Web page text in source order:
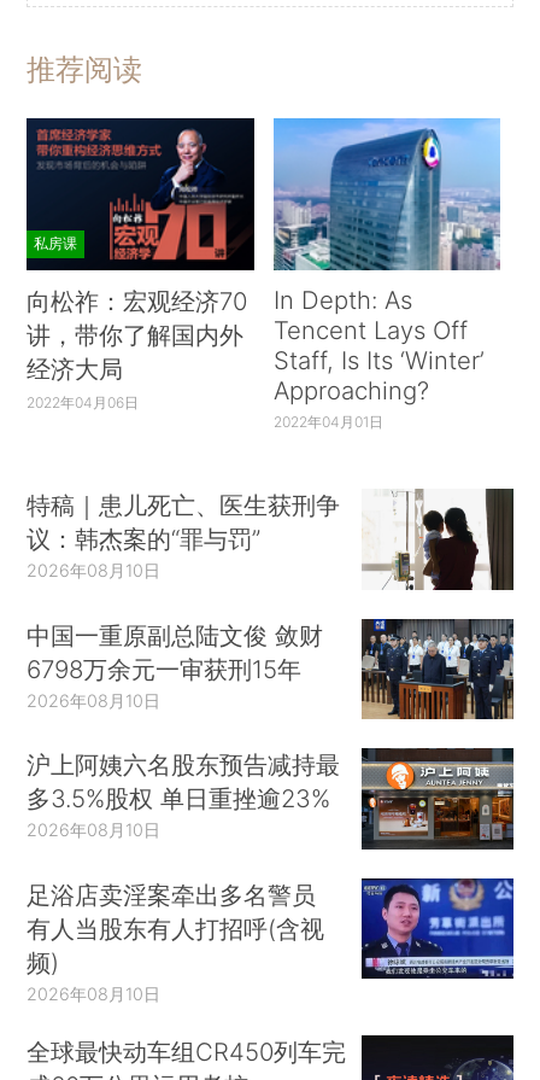
推荐阅读
私房课
向松祚：宏观经济70
讲，带你了解国内外
经济大局
2022年04月06日
In Depth: As
Tencent Lays Off
Staff, Is Its ‘Winter’
Approaching?
2022年04月01日
特稿｜患儿死亡、医生获刑争
议：韩杰案的“罪与罚”
2026年08月10日
中国一重原副总陆文俊 敛财
6798万余元一审获刑15年
2026年08月10日
沪上阿姨六名股东预告减持最
多3.5%股权 单日重挫逾23%
2026年08月10日
足浴店卖淫案牵出多名警员
有人当股东有人打招呼(含视
频)
2026年08月10日
全球最快动车组CR450列车完